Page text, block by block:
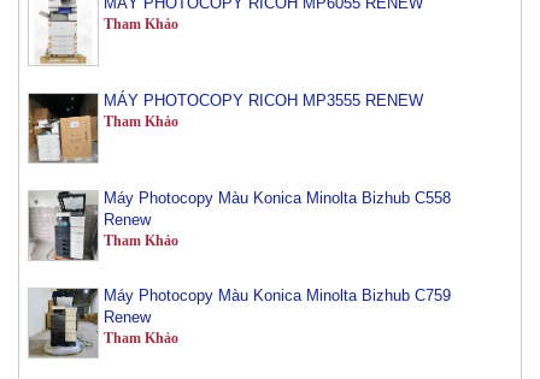
Tham Khảo
Renew
Tham Khảo
Renew
Tham Khảo